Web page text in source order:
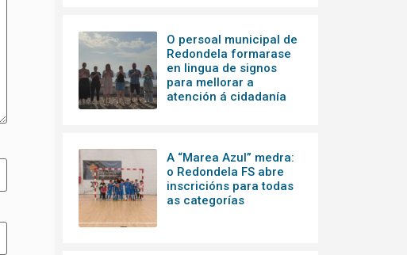
O persoal municipal de
Redondela formarase
en lingua de signos
para mellorar a
atención á cidadanía
A “Marea Azul” medra:
o Redondela FS abre
inscricións para todas
as categorías